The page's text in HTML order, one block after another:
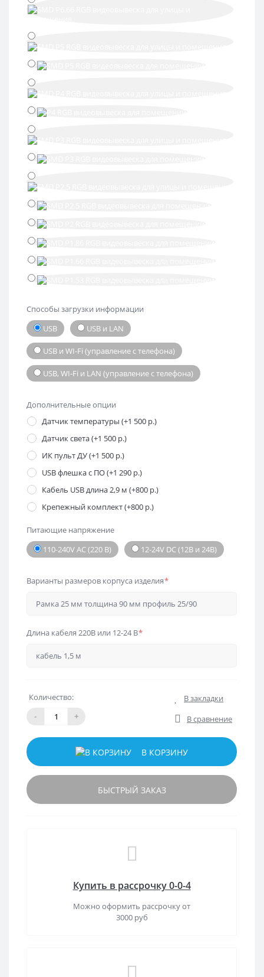
Способы загрузки информации
USB
USB и LAN
USB и WI-Fi (управление с телефона)
USB, WI-Fi и LAN (управление с телефона)
Дополнительные опции
Датчик температуры (+1 500 р.)
Датчик света (+1 500 р.)
ИК пульт ДУ (+1 500 р.)
USB флешка с ПО (+1 290 р.)
Кабель USB длина 2,9 м (+800 р.)
Крепежный комплект (+800 р.)
Питающие напряжение
110-240V AC (220 В)
12-24V DC (12В и 24В)
Варианты размеров корпуса изделия*
Длина кабеля 220В или 12-24 В*
Количество:
- +
В закладки
В сравнение
В КОРЗИНУ
БЫСТРЫЙ ЗАКАЗ
Купить в рассрочку 0-0-4
Можно оформить рассрочку от
3000 руб